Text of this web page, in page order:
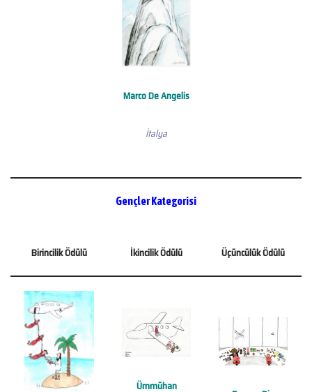
Marco De Angelis
İtalya
Gençler Kategorisi
Birincilik Ödülü İkincilik Ödülü Üçüncülük Ödülü
Ümmühan